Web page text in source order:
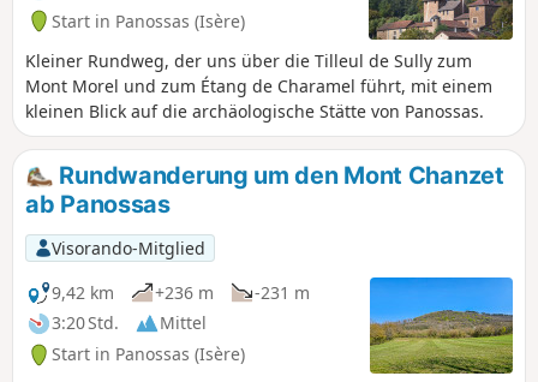
Start in Panossas (Isère)
Kleiner Rundweg, der uns über die Tilleul de Sully zum
Mont Morel und zum Étang de Charamel führt, mit einem
kleinen Blick auf die archäologische Stätte von Panossas.
Rundwanderung um den Mont Chanzet
ab Panossas
Visorando-Mitglied
9,42 km
+236 m
-231 m
3:20 Std.
Mittel
Start in Panossas (Isère)